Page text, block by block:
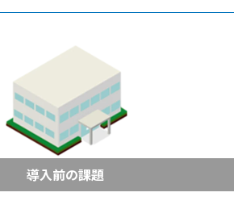
導入前の課題